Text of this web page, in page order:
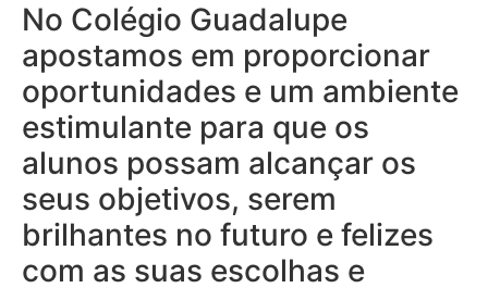
No Colégio Guadalupe
apostamos em proporcionar
oportunidades e um ambiente
estimulante para que os
alunos possam alcançar os
seus objetivos, serem
brilhantes no futuro e felizes
com as suas escolhas e